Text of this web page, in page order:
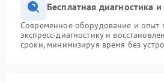
Бесплатная диагностика
Современное оборудование и опыт
экспресс-диагностику и
сроки, минимизируя время без